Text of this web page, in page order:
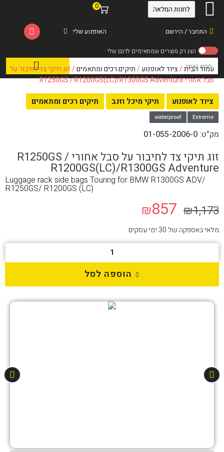
התחבר / הירשם
0
האופנוע שלי:
לחנות המלאה
עמוד הבית/ציוד לאופנוע/תיקים רכים ומתאמים/ זוג תיקי צד לחיבור על
סבל אחורי R1250GS / R1200GS(LC)/R1300GS Adventure
ציוד לאופנוע תיקי מיכל וזנב תיקים רכים ומתאמים
Extreme
waterproof
מק"ט: 01-055-2006-0
זוג תיקי צד לחיבור על סבל אחורי R1250GS /
R1200GS(LC)/R1300GS Adventure
Luggage rack side bags Touring for BMW R1300GS ADV/
R1250GS/ R1200GS (LC)
₪1,173
₪857
מלאי באספקה של 30 ימי עסקים
הוספה לסל